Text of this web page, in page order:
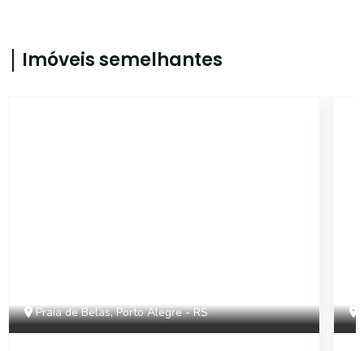
Imóveis semelhantes
Praia de Belas, Porto Alegre - RS